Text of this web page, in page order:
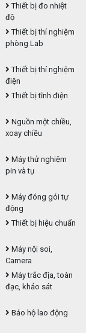
Thiết bị đo nhiệt
độ
Thiết bị thí nghiệm
phòng Lab
Thiết bị thí nghiệm
điện
Thiết bị tĩnh điện
Nguồn một chiều,
xoay chiều
Máy thử nghiệm
pin và tụ
Máy đóng gói tự
động
Thiết bị hiệu chuẩn
Máy nội soi,
Camera
Máy trắc địa, toàn
đạc, khảo sát
Bảo hộ lao động